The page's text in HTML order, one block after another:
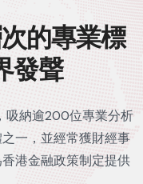
的專業標
發聲
吸納逾200位專業分析
一，並經常獲財經事
港金融政策制定提供